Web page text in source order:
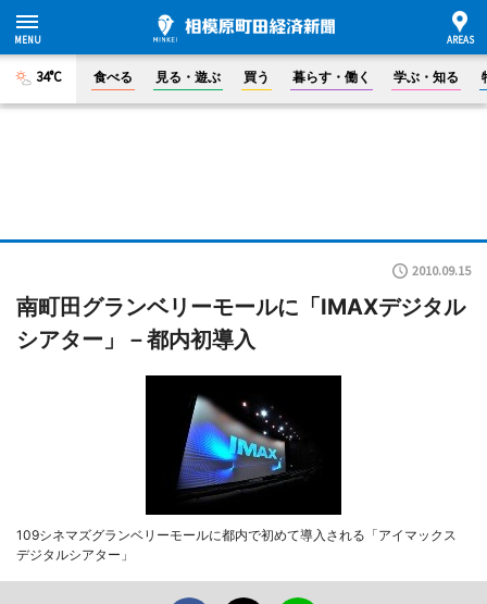
34°C 食べる 見る・遊ぶ 買う 暮らす・働く 学ぶ・知る
2010.09.15
南町田グランベリーモールに「IMAXデジタル
シアター」－都内初導入
109シネマズグランベリーモールに都内で初めて導入される「アイマックス
デジタルシアター」